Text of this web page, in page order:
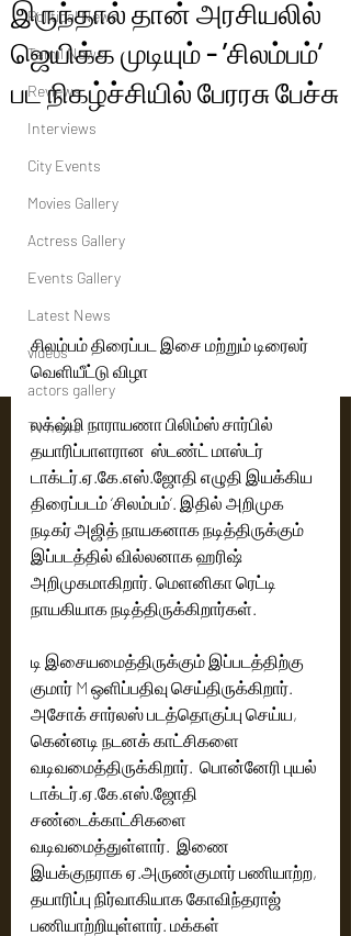
Political News
Tamil News
Reviews
Interviews
City Events
Movies Gallery
Actress Gallery
Events Gallery
Latest News
videos
actors gallery
Tv news
இருந்தால் தான் அரசியலில்
ஜெயிக்க முடியும் - ’சிலம்பம்’
பட நிகழ்ச்சியில் பேரரசு பேச்சு
சிலம்பம் திரைப்பட இசை மற்றும் டிரைலர்
வெளியீட்டு விழா
லக்‌ஷ்மி நாராயணா பிலிம்ஸ் சார்பில்
தயாரிப்பாளரான  ஸ்டண்ட் மாஸ்டர்
டாக்டர்.ஏ.கே.எஸ்.ஜோதி எழுதி இயக்கிய
திரைப்படம் ‘சிலம்பம்’. இதில் அறிமுக
நடிகர் அஜித் நாயகனாக நடித்திருக்கும்
இப்படத்தில் வில்லனாக ஹரிஷ்
அறிமுகமாகிறார். மெளனிகா ரெட்டி
நாயகியாக நடித்திருக்கிறார்கள்.
டி இசையமைத்திருக்கும் இப்படத்திற்கு
குமார் M ஒளிப்பதிவு செய்திருக்கிறார்.
அசோக் சார்லஸ் படத்தொகுப்பு செய்ய,
கென்னடி நடனக் காட்சிகளை
வடிவமைத்திருக்கிறார்.  பொன்னேரி புயல்
டாக்டர்.ஏ.கே.எஸ்.ஜோதி
சண்டைக்காட்சிகளை
வடிவமைத்துள்ளார்.  இணை
இயக்குநராக ஏ.அருண்குமார் பணியாற்ற,
தயாரிப்பு நிர்வாகியாக கோவிந்தராஜ்
பணியாற்றியுள்ளார். மக்கள்